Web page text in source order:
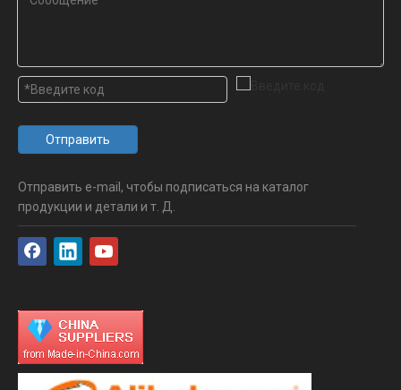
Отправить
Отправить e-mail, чтобы подписаться на каталог
продукции и детали и т. Д.